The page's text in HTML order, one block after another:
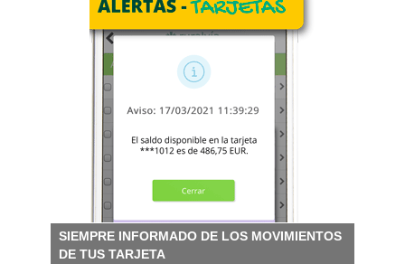
SIEMPRE INFORMADO DE LOS MOVIMIENTOS
DE TUS TARJETA